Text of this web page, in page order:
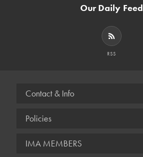
Our Daily Feed
RSS
Contact & Info
Policies
IMA MEMBERS